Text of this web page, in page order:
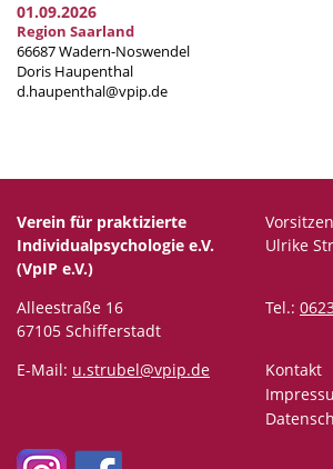
01.09.2026
Region Saarland
66687 Wadern-Noswendel
Doris Haupenthal
d.haupenthal@vpip.de
Verein für praktizierte
Individualpsychologie e.V.
(VpIP e.V.)
Ulrike
Alleestraße 16
67105 Schifferstadt
Tel.:
E-Mail: u.strubel@vpip.de
Kontakt